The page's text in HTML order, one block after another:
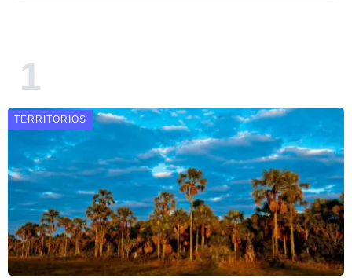
TERRITORIOS